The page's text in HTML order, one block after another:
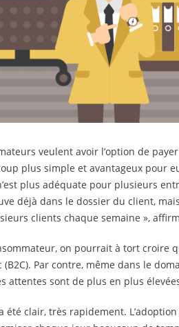
veulent avoir l’option de
plus simple et avantageux pour
plus adéquate pour plusieurs
déjà dans le dossier du client,
clients chaque semaine »,
on pourrait à tort croire
Par contre, même dans le
attentes sont de plus en plus
été clair, très rapidement.